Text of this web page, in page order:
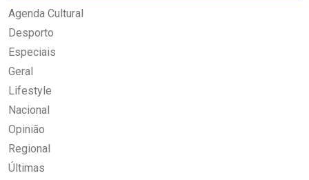
Agenda Cultural
Desporto
Especiais
Geral
Lifestyle
Nacional
Opinião
Regional
Últimas